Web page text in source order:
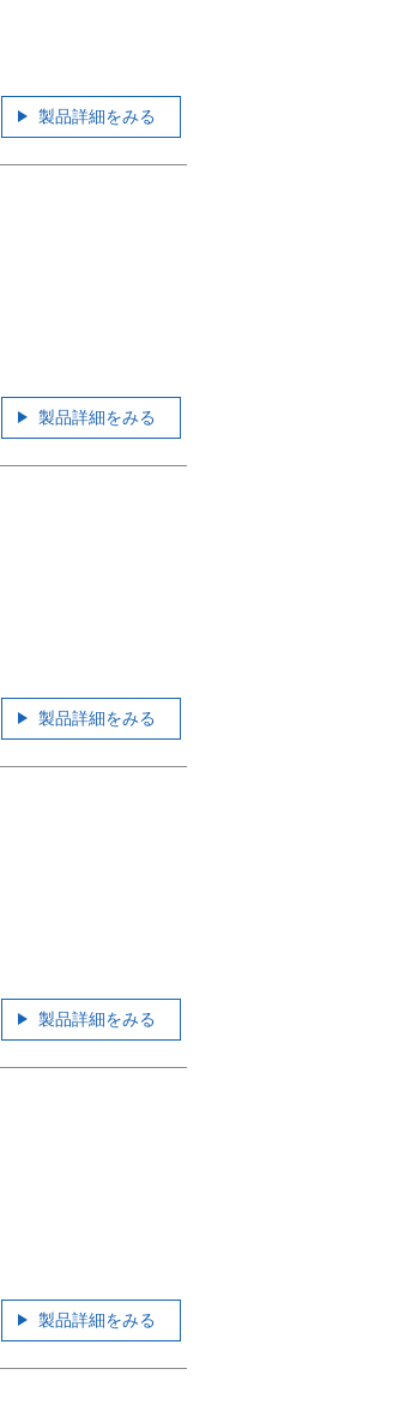
製品詳細をみる
製品詳細をみる
製品詳細をみる
製品詳細をみる
製品詳細をみる